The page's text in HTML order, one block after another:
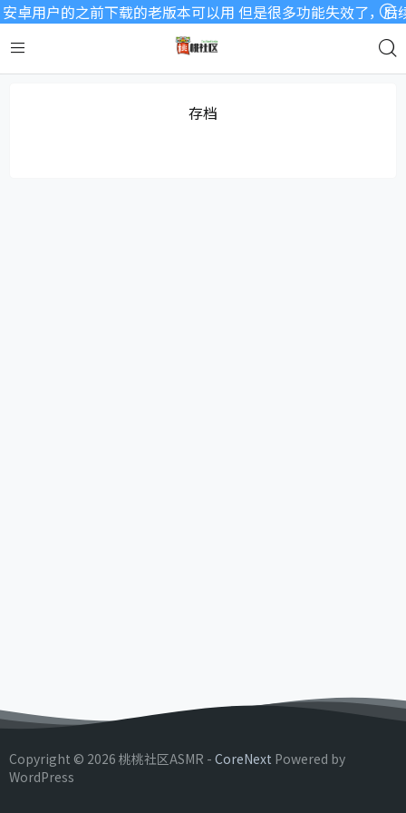
用户的之前下载的老版本可以用 但是很多功能失效了，后
存档
Copyright © 2026 桃桃社区ASMR - CoreNext Powered by
WordPress